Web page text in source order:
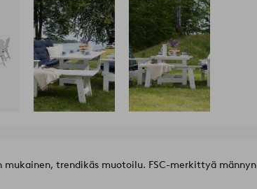
mukainen, trendikäs muotoilu. FSC-merkittyä männyn